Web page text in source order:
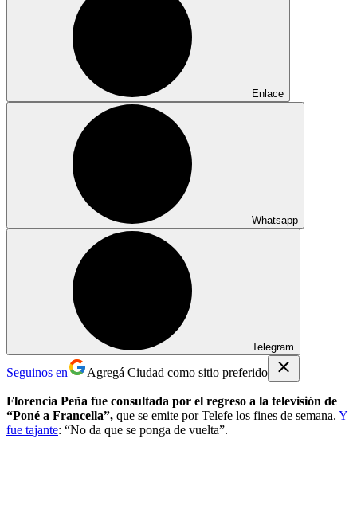
Enlace
Whatsapp
Telegram
Seguinos en Agregá Ciudad como sitio preferido
Florencia Peña fue consultada por el regreso a la televisión de
“Poné a Francella”, que se emite por Telefe los fines de semana. Y
fue tajante: “No da que se ponga de vuelta”.